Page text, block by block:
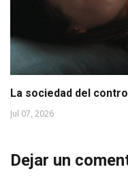
La sociedad del
Jul 07, 2026
Dejar un